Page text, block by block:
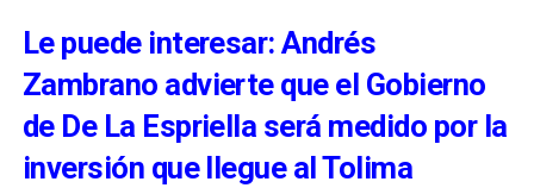
Le puede interesar: Andrés
Zambrano advierte que el Gobierno
de De La Espriella será medido por la
inversión que llegue al Tolima